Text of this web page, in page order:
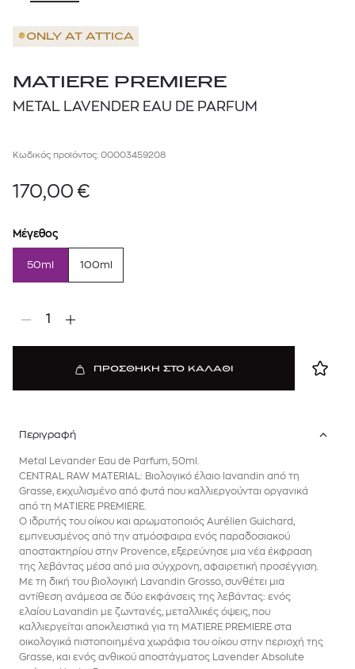
ONLY AT ATTICA
MATIERE PREMIERE
METAL LAVENDER EAU DE PARFUM
Κωδικός προϊόντος: 00003459208
170,00 €
Μέγεθος
50ml 100ml
1
ΠΡΟΣΘΗΚΗ ΣΤΟ ΚΑΛΑΘΙ
Περιγραφή
Metal Levander Eau de Parfum, 50ml.
CENTRAL RAW MATERIAL: Βιολογικό έλαιο lavandin από τη
Grasse, εκχυλισμένο από φυτά που καλλιεργούνται οργανικά
από τη MATIERE PREMIERE.
Ο ιδρυτής του οίκου και αρωματοποιός Aurélien Guichard,
εμπνευσμένος από την ατμόσφαιρα ενός παραδοσιακού
αποστακτηρίου στην Provence, εξερεύνησε μια νέα έκφραση
της λεβάντας μέσα από μια σύγχρονη, αφαιρετική προσέγγιση.
Με τη δική του βιολογική Lavandin Grosso, συνθέτει μια
αντίθεση ανάμεσα σε δύο εκφάνσεις της λεβάντας: ενός
ελαίου Lavandin με ζωντανές, μεταλλικές όψεις, που
καλλιεργείται αποκλειστικά για τη MATIERE PREMIERE στα
οικολογικά πιστοποιημένα χωράφια του οίκου στην περιοχή της
Grasse, και ενός ανθικού αποστάγματος Lavender Absolute